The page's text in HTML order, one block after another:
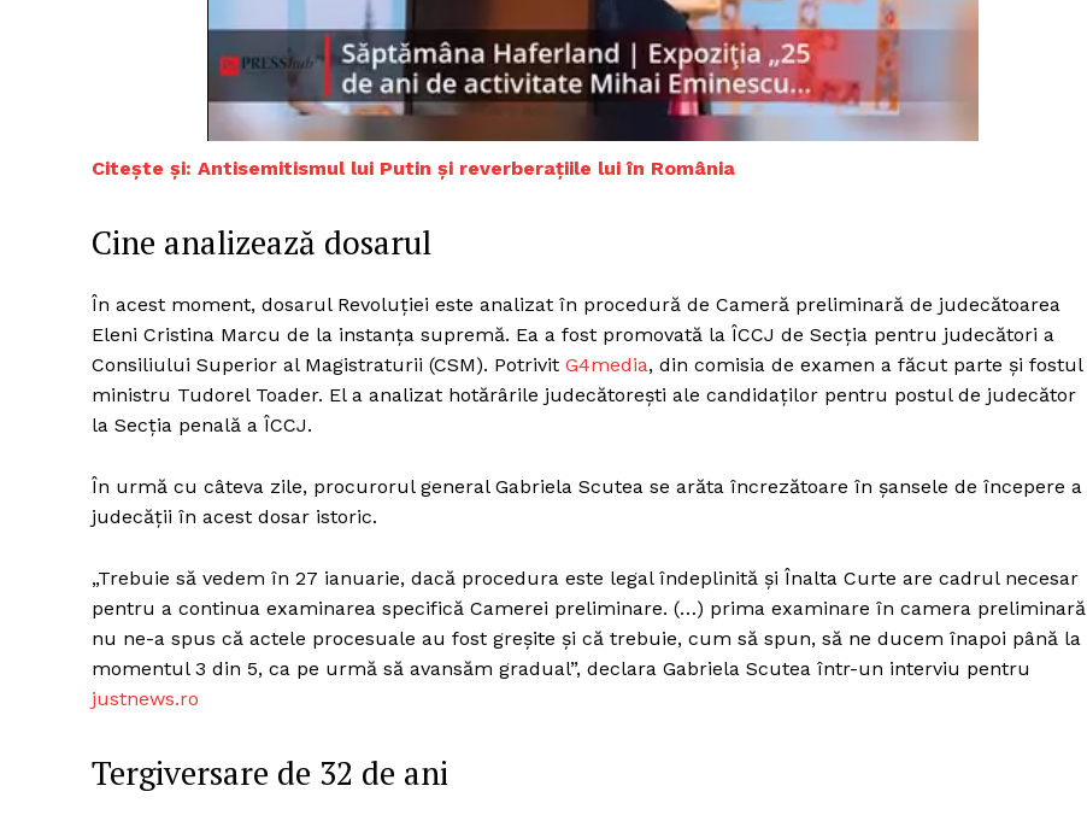
Un proiect
FREEDOM HOUSE
ROMÂNIA
PRESShub
Contact
Citește și: Antisemitismul lui Putin și reverberațiile lui în România
Cine analizează dosarul
În acest moment, dosarul Revoluției este analizat în procedură de Cameră preliminară de judecătoarea
Eleni Cristina Marcu de la instanța supremă. Ea a fost promovată la ÎCCJ de Secția pentru judecători a
Consiliului Superior al Magistraturii (CSM). Potrivit G4media, din comisia de examen a făcut parte și fostul
ministru Tudorel Toader. El a analizat hotărârile judecătoreşti ale candidaţilor pentru postul de judecător
la Secţia penală a ÎCCJ.
În urmă cu câteva zile, procurorul general Gabriela Scutea se arăta încrezătoare în șansele de începere a
judecății în acest dosar istoric.
„Trebuie să vedem în 27 ianuarie, dacă procedura este legal îndeplinită și Înalta Curte are cadrul necesar
pentru a continua examinarea specifică Camerei preliminare. (…) prima examinare în camera preliminară
nu ne-a spus că actele procesuale au fost greșite și că trebuie, cum să spun, să ne ducem înapoi până la
momentul 3 din 5, ca pe urmă să avansăm gradual”, declara Gabriela Scutea într-un interviu pentru
justnews.ro
Tergiversare de 32 de ani